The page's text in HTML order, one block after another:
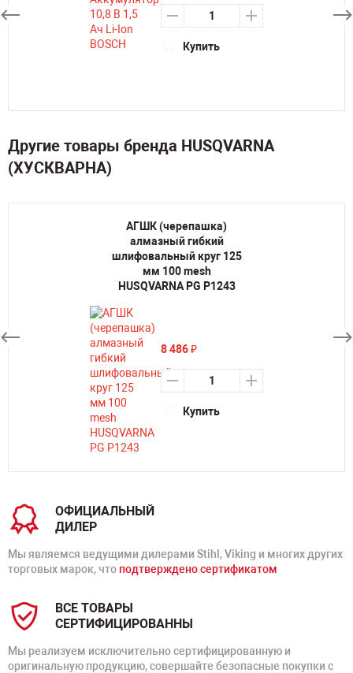
Купить
Другие товары бренда HUSQVARNA
(ХУСКВАРНА)
АГШК (черепашка)
алмазный гибкий
шлифовальный круг 125
мм 100 mesh
HUSQVARNA PG P1243
8 486₽
Купить
ОФИЦИАЛЬНЫЙ
ДИЛЕР
Мы являемся ведущими дилерами Stihl, Viking и многих других
торговых марок, что подтверждено сертификатом
ВСЕ ТОВАРЫ
СЕРТИФИЦИРОВАННЫ
Мы реализуем исключительно сертифицированную и
оригинальную продукцию, совершайте безопасные покупки с